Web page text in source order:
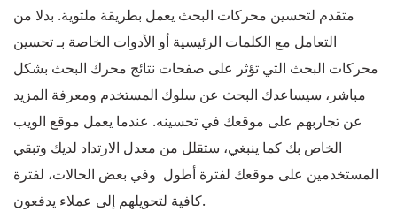
متقدم لتحسين محركات البحث يعمل بطريقة ملتوية. بدلا من
التعامل مع الكلمات الرئيسية أو الأدوات الخاصة بـ تحسين
محركات البحث التي تؤثر على صفحات نتائج محرك البحث بشكل
مباشر، سيساعدك البحث عن سلوك المستخدم ومعرفة المزيد
عن تجاربهم على موقعك في تحسينه. عندما يعمل موقع الويب
الخاص بك كما ينبغي، ستقلل من معدل الارتداد لديك وتبقي
المستخدمين على موقعك لفترة أطول وفي بعض الحالات، لفترة
كافية لتحويلهم إلى عملاء يدفعون.